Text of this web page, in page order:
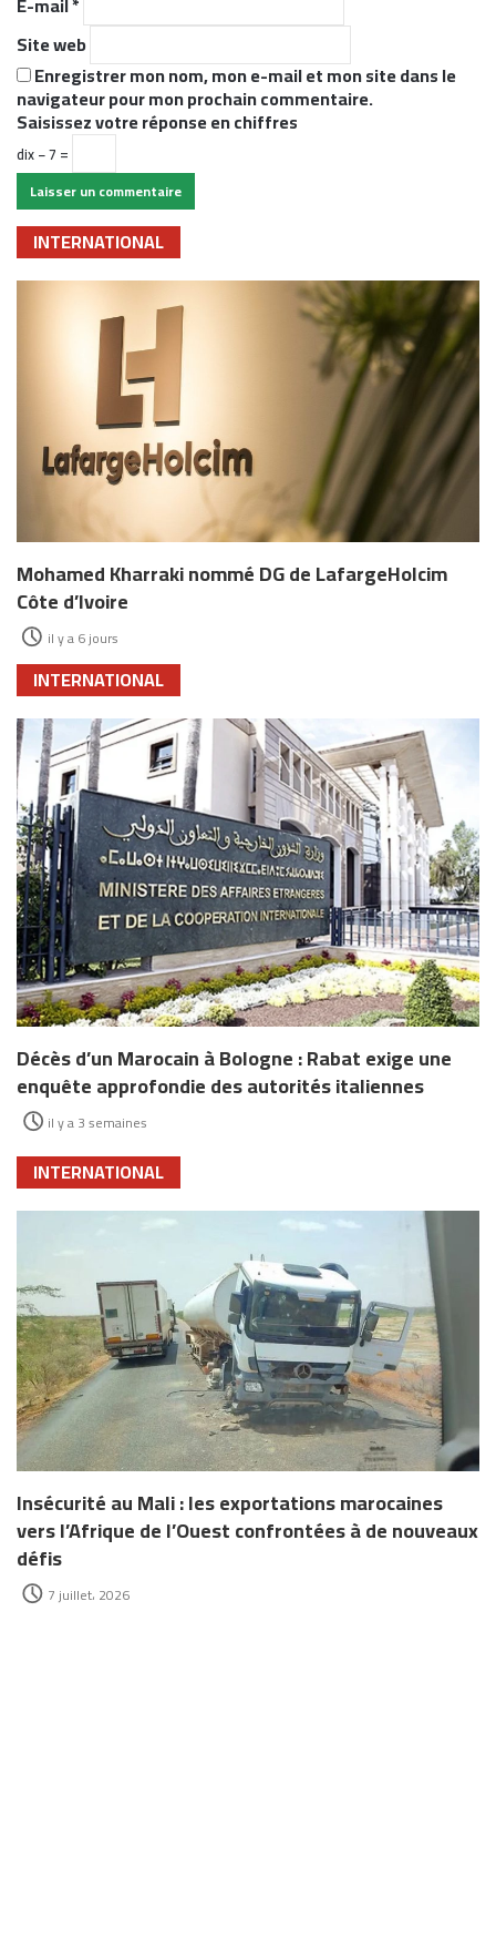
Site web
Enregistrer mon nom, mon e-mail et mon site dans le
navigateur pour mon prochain commentaire.
Saisissez votre réponse en chiffres
dix − 7 =
INTERNATIONAL
Mohamed Kharraki nommé DG de LafargeHolcim
Côte d’Ivoire
il y a 6 jours
INTERNATIONAL
Décès d’un Marocain à Bologne : Rabat exige une
enquête approfondie des autorités italiennes
il y a 3 semaines
INTERNATIONAL
Insécurité au Mali : les exportations marocaines
vers l’Afrique de l’Ouest confrontées à de nouveaux
défis
7 juillet، 2026